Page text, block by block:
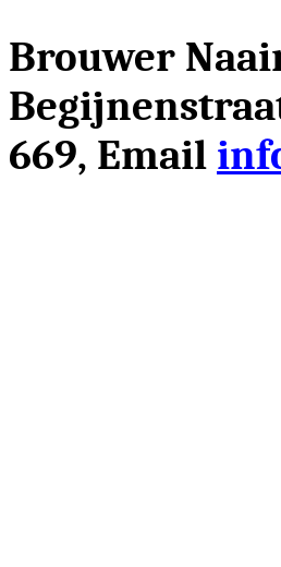
Brouwer
669, Email